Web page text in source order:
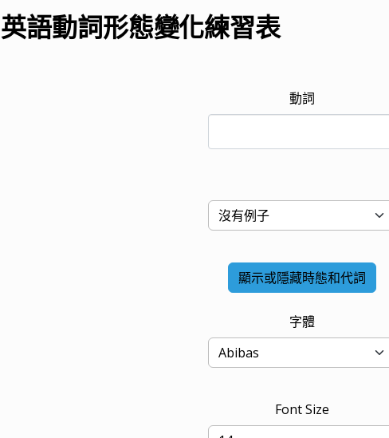
英語動詞形態變化練習表
動詞
顯示或隱藏時態和代詞
字體
Font Size